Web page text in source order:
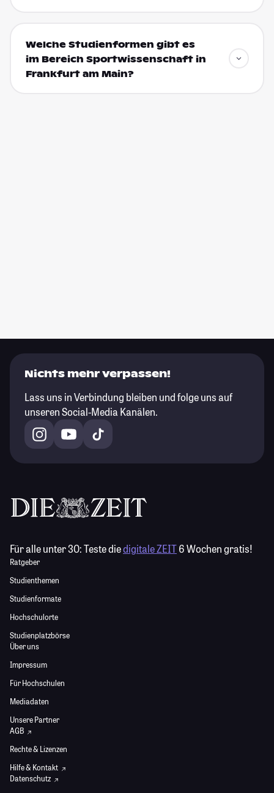
Welche Studienformen gibt es
im Bereich Sportwissenschaft in
Frankfurt am Main?
Nichts mehr verpassen!
Lass uns in Verbindung bleiben und folge uns auf
unseren Social-Media Kanälen.
Für alle unter 30:Teste diedigitale ZEIT6 Wochen gratis!
Ratgeber
Studienthemen
Studienformate
Hochschulorte
Studienplatzbörse
Über uns
Impressum
Für Hochschulen
Mediadaten
Unsere Partner
AGB
Rechte & Lizenzen
Hilfe & Kontakt
Datenschutz